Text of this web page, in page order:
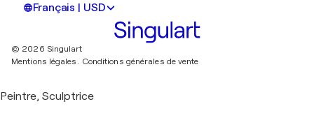
Français | USD
© 2026 Singulart
Mentions légales.
Conditions générales de vente
Peintre, Sculptrice